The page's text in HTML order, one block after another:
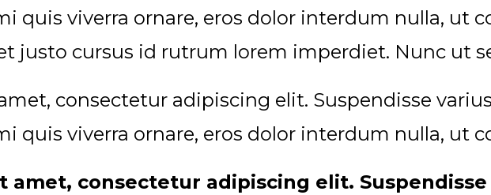
quis viverra ornare, eros dolor interdum nulla, ut
justo cursus id rutrum lorem imperdiet. Nunc ut
consectetur adipiscing elit. Suspendisse
quis viverra ornare, eros dolor interdum nulla, ut
amet, consectetur adipiscing elit.